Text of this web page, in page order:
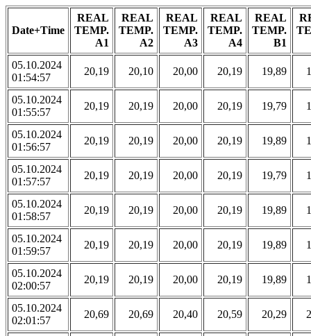
Date+Time
REAL
TEMP.
A1
REAL
TEMP.
A2
REAL
TEMP.
A3
REAL
TEMP.
A4
REAL
TEMP.
B1
05.10.2024
01:54:57
20,19 20,10 20,00 20,19 19,89
05.10.2024
01:55:57
20,19 20,19 20,00 20,19 19,79
05.10.2024
01:56:57
20,19 20,19 20,00 20,19 19,89
05.10.2024
01:57:57
20,19 20,19 20,00 20,19 19,79
05.10.2024
01:58:57
20,19 20,19 20,00 20,19 19,89
05.10.2024
01:59:57
20,19 20,19 20,00 20,19 19,89
05.10.2024
02:00:57
20,19 20,19 20,00 20,19 19,89
05.10.2024
02:01:57
20,69 20,69 20,40 20,59 20,29